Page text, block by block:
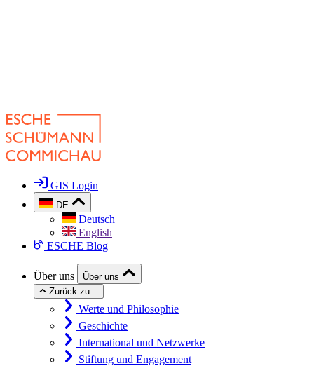
GIS Login
DE
Deutsch
English
ESCHE Blog
Über uns
Über uns
Zurück zu...
Werte und Philosophie
Geschichte
International und Netzwerke
Stiftung und Engagement